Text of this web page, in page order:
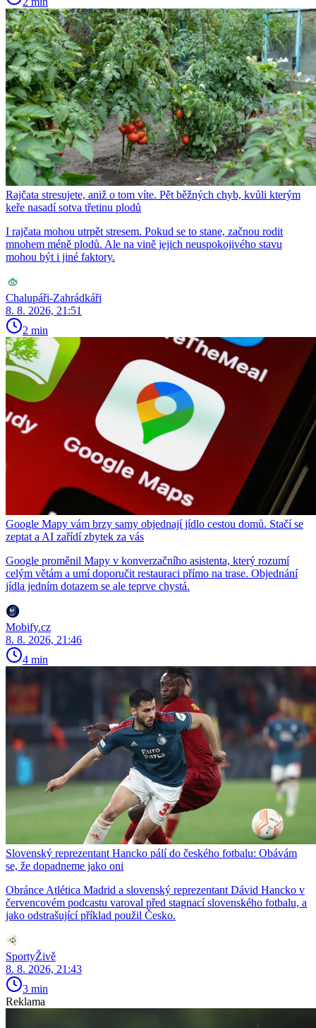
Rajčata stresujete, aniž o tom víte. Pět běžných chyb, kvůli kterým
keře nasadí sotva třetinu plodů
I rajčata mohou utrpět stresem. Pokud se to stane, začnou rodit
mnohem méně plodů. Ale na vině jejich neuspokojivého stavu
mohou být i jiné faktory.
Chalupáři-Zahrádkáři
8. 8. 2026, 21:51
2 min
Google Mapy vám brzy samy objednají jídlo cestou domů. Stačí se
zeptat a AI zařídí zbytek za vás
Google proměnil Mapy v konverzačního asistenta, který rozumí
celým větám a umí doporučit restauraci přímo na trase. Objednání
jídla jedním dotazem se ale teprve chystá.
Mobify.cz
8. 8. 2026, 21:46
4 min
Slovenský reprezentant Hancko pálí do českého fotbalu: Obávám
se, že dopadneme jako oni
Obránce Atlética Madrid a slovenský reprezentant Dávid Hancko v
červencovém podcastu varoval před stagnací slovenského fotbalu, a
jako odstrašující příklad použil Česko.
SportyŽivě
8. 8. 2026, 21:43
3 min
Reklama